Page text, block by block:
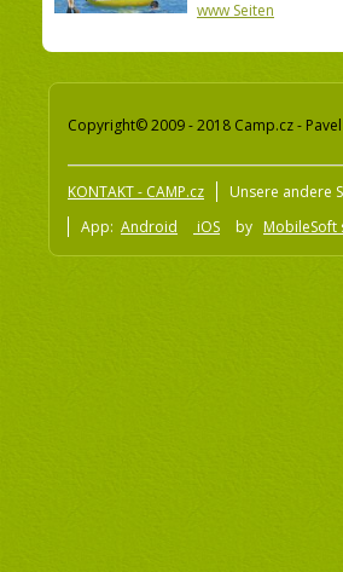
www Seiten
Copyright© 2009 - 2018 Camp.cz -
KONTAKT - CAMP.cz Unsere andere
App: Android iOS by MobileSoft